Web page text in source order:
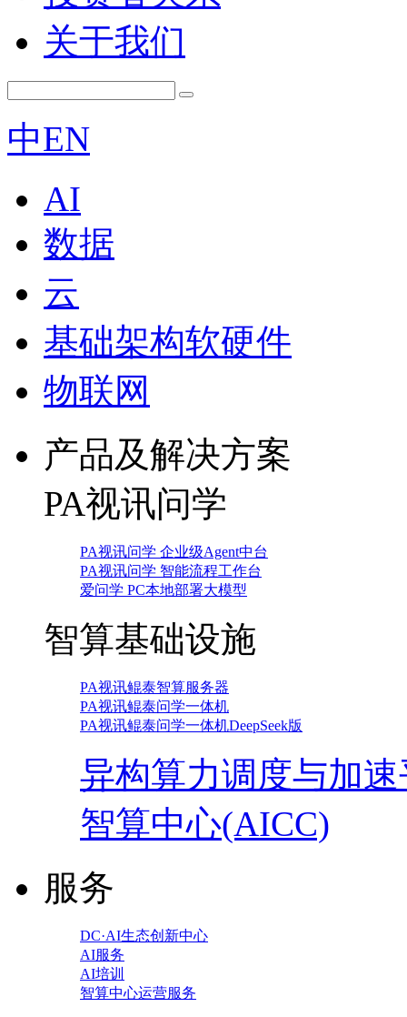
关于我们
中EN
AI
数据
云
基础架构软硬件
物联网
产品及解决方案
PA视讯问学
PA视讯问学 企业级Agent中台
PA视讯问学 智能流程工作台
爱问学 PC本地部署大模型
智算基础设施
PA视讯鲲泰智算服务器
PA视讯鲲泰问学一体机
PA视讯鲲泰问学一体机DeepSeek版
异构算力调度与加
智算中心(AICC)
服务
DC·AI生态创新中心
AI服务
AI培训
智算中心运营服务